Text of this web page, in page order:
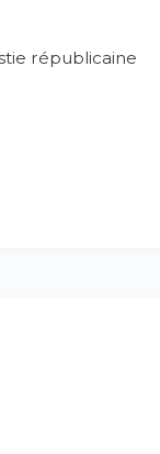
républicaine